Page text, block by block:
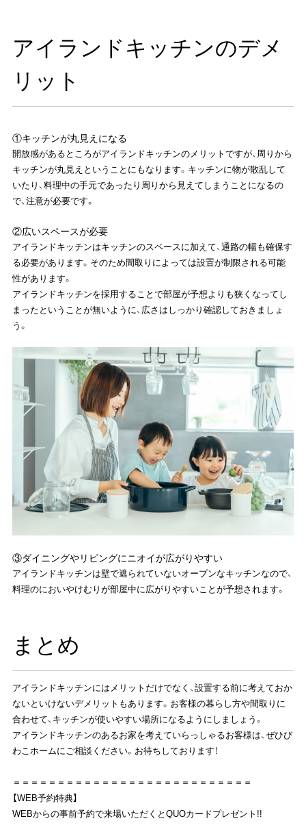
アイランドキッチンのデメ
リット
①キッチンが丸見えになる
開放感があるところがアイランドキッチンのメリットですが、周りから
キッチンが丸見えということにもなります。キッチンに物が散乱して
いたり、料理中の手元であったり周りから見えてしまうことになるの
で、注意が必要です。
②広いスペースが必要
アイランドキッチンはキッチンのスペースに加えて、通路の幅も確保す
る必要があります。そのため間取りによっては設置が制限される可能
性があります。
アイランドキッチンを採用することで部屋が予想よりも狭くなってし
まったということが無いように、広さはしっかり確認しておきましょ
う。
③ダイニングやリビングにニオイが広がりやすい
アイランドキッチンは壁で遮られていないオープンなキッチンなので、
料理のにおいやけむりが部屋中に広がりやすいことが予想されます。
まとめ
アイランドキッチンにはメリットだけでなく、設置する前に考えておか
ないといけないデメリットもあります。お客様の暮らし方や間取りに
合わせて、キッチンが使いやすい場所になるようにしましょう。
アイランドキッチンのあるお家を考えていらっしゃるお客様は、ぜひび
わこホームにご相談ください。お待ちしております！
＝＝＝＝＝＝＝＝＝＝＝＝＝＝＝＝＝＝＝＝＝＝＝＝＝＝＝
【WEB予約特典】
WEBからの事前予約で来場いただくとQUOカードプレゼント!!